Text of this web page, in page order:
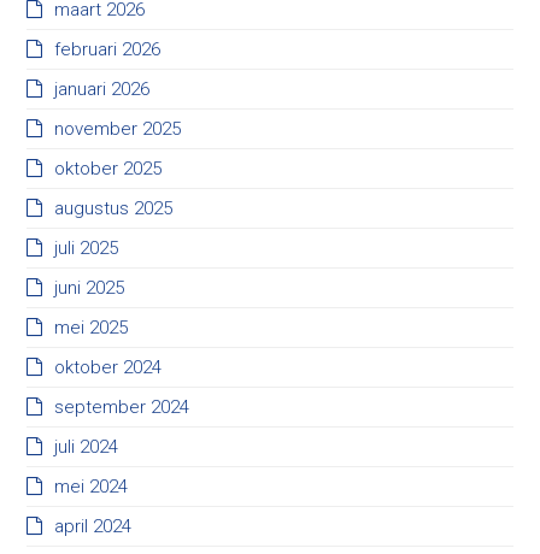
maart 2026
februari 2026
januari 2026
november 2025
oktober 2025
augustus 2025
juli 2025
juni 2025
mei 2025
oktober 2024
september 2024
juli 2024
mei 2024
april 2024